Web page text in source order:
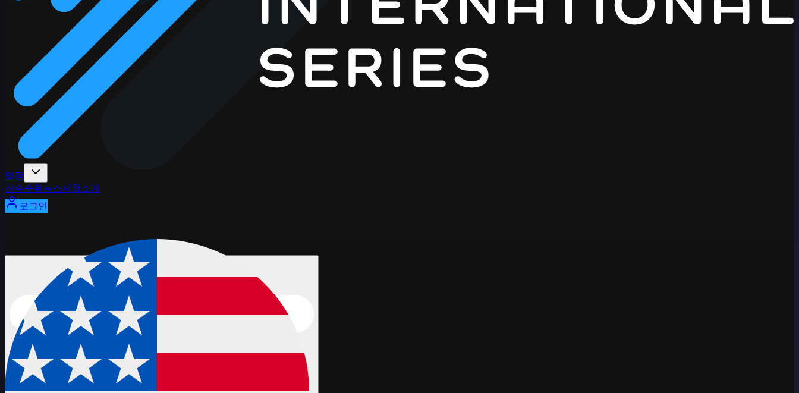
일정
선수순위뉴스시청소개
로그인